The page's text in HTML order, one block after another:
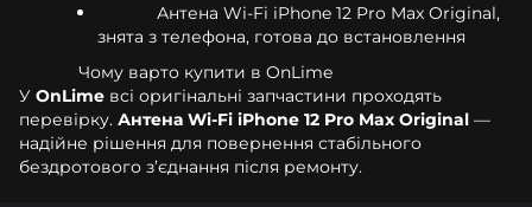
Антена Wi-Fi iPhone 12 Pro Max Original,
знята з телефона, готова до встановлення
Чому варто купити в OnLime
У OnLime всі оригінальні запчастини проходять
перевірку. Антена Wi-Fi iPhone 12 Pro Max Original —
надійне рішення для повернення стабільного
бездротового з’єднання після ремонту.